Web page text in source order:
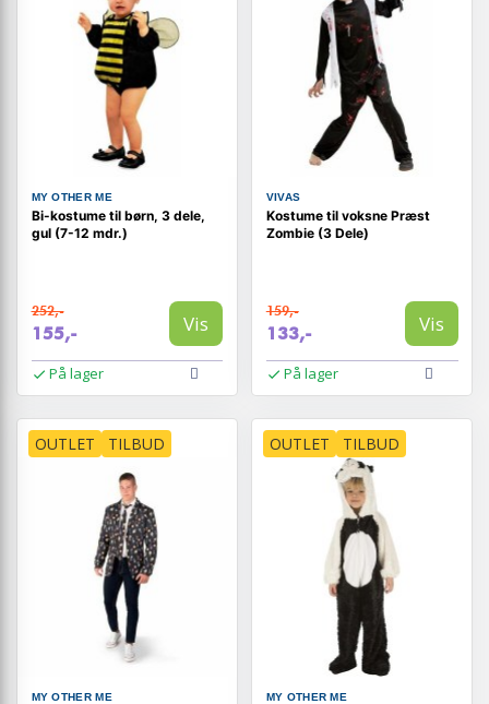
MY OTHER ME
Bi-kostume til børn, 3 dele,
gul (7-12 mdr.)
252,-
155,- Vis
På lager
VIVAS
Kostume til voksne Præst
Zombie (3 Dele)
159,-
133,- Vis
På lager
OUTLET TILBUD
MY OTHER ME
OUTLET TILBUD
MY OTHER ME